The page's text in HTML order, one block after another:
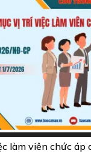
làm viên chức áp